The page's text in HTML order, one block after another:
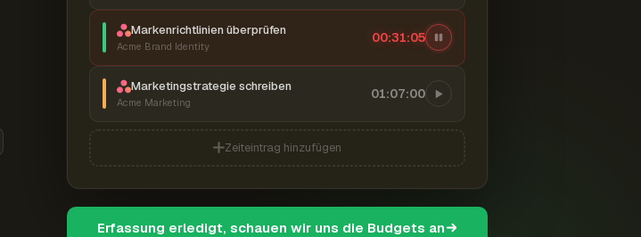
Markenrichtlinien überprüfen
Acme Brand Identity
00:31:06
Marketingstrategie schreiben
Acme Marketing
01:07:00
Zeiteintrag hinzufügen
Erfassung erledigt, schauen wir uns die Budgets an